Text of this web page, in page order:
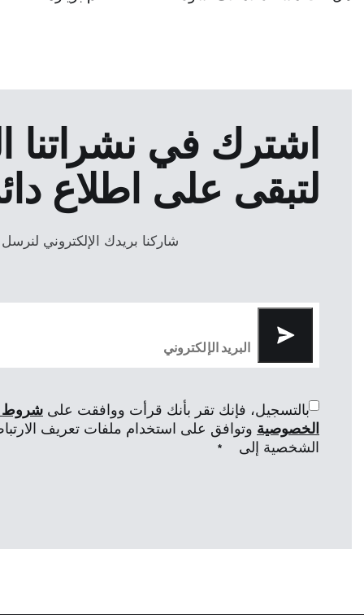
اشترك في نشراتنا
لتبقى على اطلاع
شاركنا بريدك الإلكتروني
بالتسجيل، فإنك تقر بأنك قرأت ووافقت على شروط
الخصوصية وتوافق على استخدام ملفات تعريف
الشخصية إلى
*